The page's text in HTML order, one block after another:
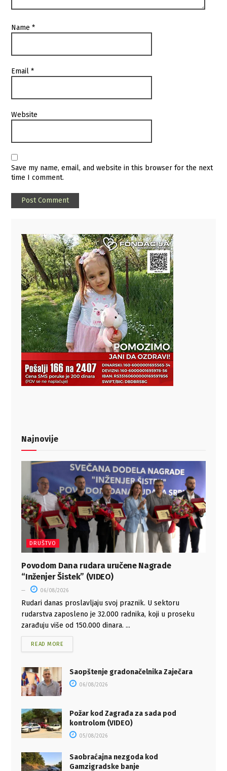
Name*
Email*
Website
Save my name, email, and website in this browser for the next
time I comment.
Najnovije
DRUŠTVO
Povodom Dana rudara uručene Nagrade
“Inženjer Šistek” (VIDEO)
06/08/2026
Rudari danas proslavljaju svoj praznik. U sektoru
rudarstva zaposleno je 32.000 radnika, koji u proseku
zarađuju više od 150.000 dinara. ...
READ MORE
Saopštenje gradonačelnika Zaječara
06/08/2026
Požar kod Zagrađa za sada pod
kontrolom (VIDEO)
05/08/2026
Saobraćajna nezgoda kod
Gamzigradske banje